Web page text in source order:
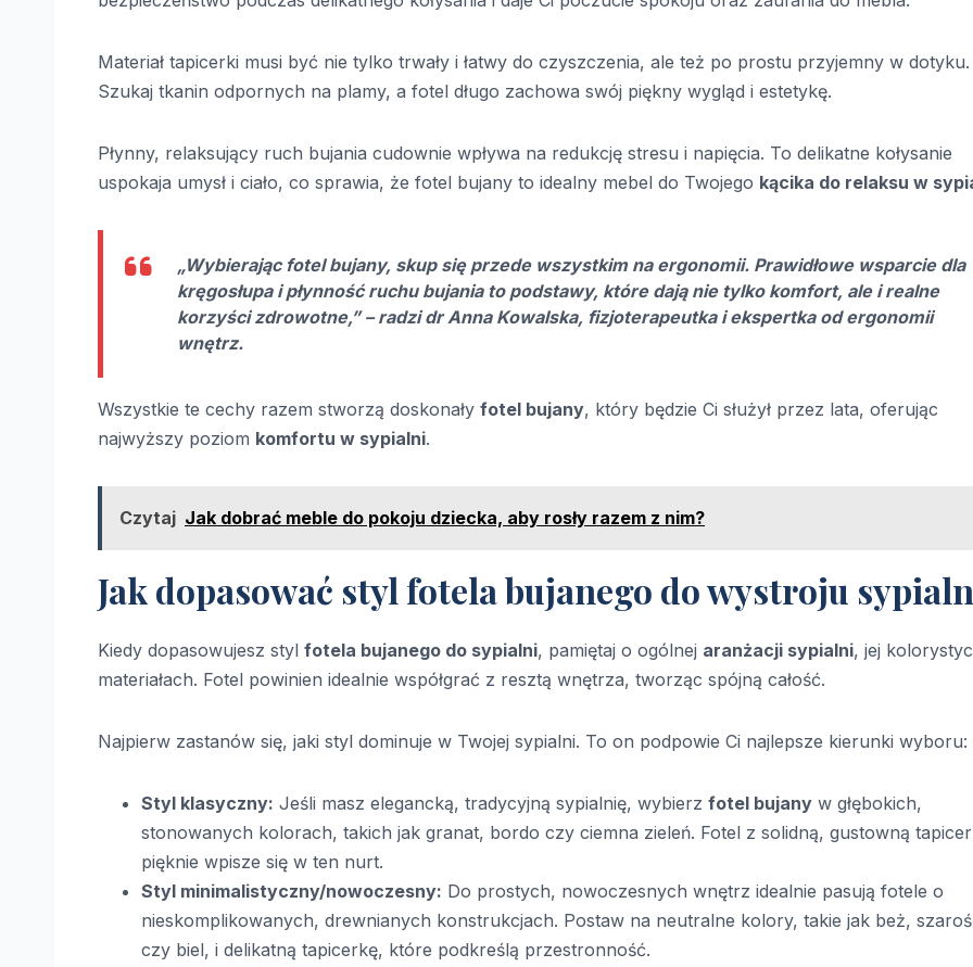
Materiał tapicerki musi być nie tylko trwały i łatwy do czyszczenia, ale też po prostu przyjemny w dotyku.
Szukaj tkanin odpornych na plamy, a fotel długo zachowa swój piękny wygląd i estetykę.
Płynny, relaksujący ruch bujania cudownie wpływa na redukcję stresu i napięcia. To delikatne kołysanie
uspokaja umysł i ciało, co sprawia, że fotel bujany to idealny mebel do Twojego kącika do relaksu w
„Wybierając fotel bujany, skup się przede wszystkim na ergonomii. Prawidłowe wsparcie dla
kręgosłupa i płynność ruchu bujania to podstawy, które dają nie tylko komfort, ale i realne
korzyści zdrowotne,” – radzi dr Anna Kowalska, fizjoterapeutka i ekspertka od ergonomii
wnętrz.
Wszystkie te cechy razem stworzą doskonały fotel bujany, który będzie Ci służył przez lata, oferując
najwyższy poziom komfortu w sypialni.
Czytaj Jak dobrać meble do pokoju dziecka, aby rosły razem z nim?
Jak dopasować styl fotela bujanego do wystroju
Kiedy dopasowujesz styl fotela bujanego do sypialni, pamiętaj o ogólnej aranżacji sypialni, jej
materiałach. Fotel powinien idealnie współgrać z resztą wnętrza, tworząc spójną całość.
Najpierw zastanów się, jaki styl dominuje w Twojej sypialni. To on podpowie Ci najlepsze kierunki wyboru:
Styl klasyczny: Jeśli masz elegancką, tradycyjną sypialnię, wybierz fotel bujany w głębokich,
stonowanych kolorach, takich jak granat, bordo czy ciemna zieleń. Fotel z solidną, gustowną
pięknie wpisze się w ten nurt.
Styl minimalistyczny/nowoczesny: Do prostych, nowoczesnych wnętrz idealnie pasują fotele o
nieskomplikowanych, drewnianych konstrukcjach. Postaw na neutralne kolory, takie jak beż,
czy biel, i delikatną tapicerkę, które podkreślą przestronność.